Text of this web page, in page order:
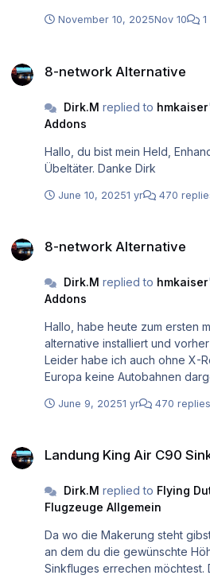
November 10, 2025Nov 10
8-network Alternative
Dirk.M replied to hmkaiser
Addons
Hallo, du bist mein Held, Enhanced Europe war der
Übeltäter. Danke Dirk
June 10, 20251 yr 470
8-network Alternative
Dirk.M replied to hmkaiser
Addons
Hallo, habe heute zum ersten mal deine network
alternative installiert und
Leider habe ich auch ohne X-
Europa keine Autobahnen dargestellt
alle Plugins und alle anderen
June 9, 20251 yr 470 replies
Landung King Air C90
Dirk.M replied to Flying
Flugzeuge Allgemein
Da wo die Makerung steht
an dem du die gewünschte
Sinkfluges errechen möchtest.